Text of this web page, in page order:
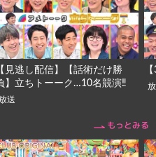
【見逃し配信】【話術だけ勝
】立ちトーーク…10名競演‼︎
送
もっとみる